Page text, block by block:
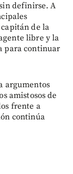
definirse. A
de la
libre y la
para continuar
argumentos
amistosos de
frente a
continúa